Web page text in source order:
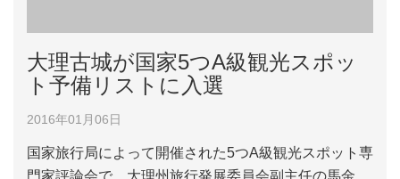
大理古城が国家5つA級観光スポッ
ト予備リストに入選
2016年01月06日
国家旅行局によって開催された5つA級観光スポット専
門家評論会で、大理州旅行発展委員会副主任の馬金鐘